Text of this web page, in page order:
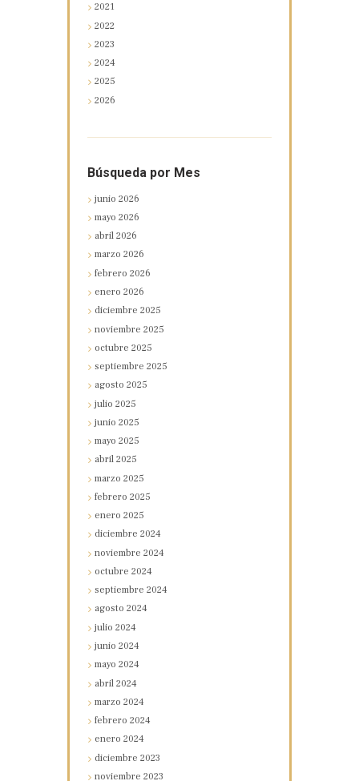
2021
2022
2023
2024
2025
2026
Búsqueda por Mes
junio2026
mayo2026
abril2026
marzo2026
febrero2026
enero2026
diciembre2025
noviembre2025
octubre2025
septiembre2025
agosto2025
julio2025
junio2025
mayo2025
abril2025
marzo2025
febrero2025
enero2025
diciembre2024
noviembre2024
octubre2024
septiembre2024
agosto2024
julio2024
junio2024
mayo2024
abril2024
marzo2024
febrero2024
enero2024
diciembre2023
noviembre2023